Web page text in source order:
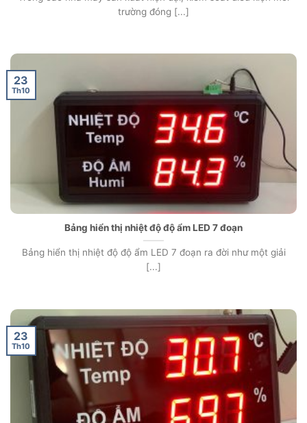
trường đóng [...]
Bảng hiển thị nhiệt độ độ ẩm LED 7 đoạn
Bảng hiển thị nhiệt độ độ ẩm LED 7 đoạn ra đời như một giải
[...]
23
Th10
23
Th10